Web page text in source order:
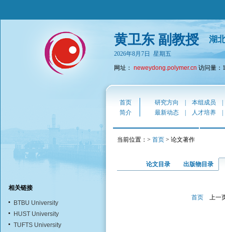
黄卫东 副教授 湖
2026年8月7日 星期五
网址： neweydong.polymer.cn 访问量：
相关链接
BTBU University
HUST University
TUFTS University
首页 研究方向 本组成员
简介
最新动态 人才培养
当前位置：> 首页 > 论文著作
论文目录 出版物目录
首页 上一